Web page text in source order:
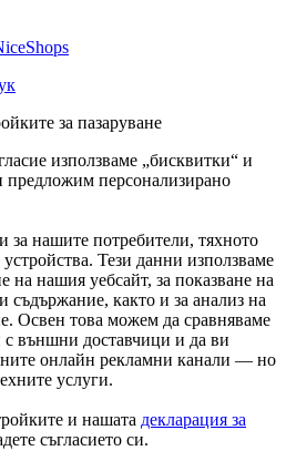
за пазаруване
използваме „бисквитки“ и
предложим персонализирано
за нашите потребители, тяхното
Тези данни използваме
на нашия уебсайт, за показване на
съдържание, както и за анализ на
Освен това можем да сравняваме
външни доставчици и да ви
онлайн рекламни канали — но
услуги.
и нашата декларация за
съгласието си.